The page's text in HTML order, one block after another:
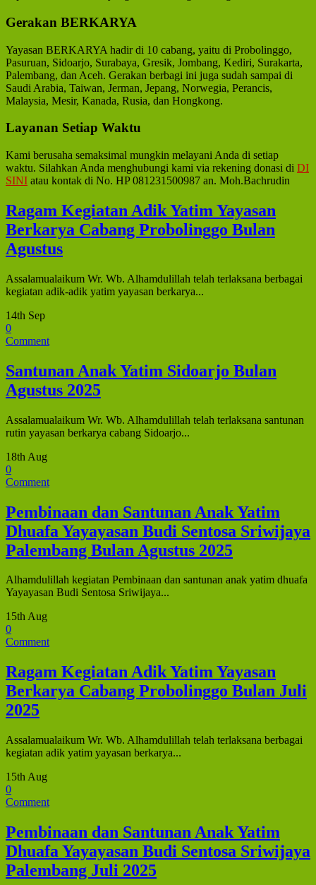
Gerakan BERKARYA
Yayasan BERKARYA hadir di 10 cabang, yaitu di Probolinggo,
Pasuruan, Sidoarjo, Surabaya, Gresik, Jombang, Kediri, Surakarta,
Palembang, dan Aceh. Gerakan berbagi ini juga sudah sampai di
Saudi Arabia, Taiwan, Jerman, Jepang, Norwegia, Perancis,
Malaysia, Mesir, Kanada, Rusia, dan Hongkong.
Layanan Setiap Waktu
Kami berusaha semaksimal mungkin melayani Anda di setiap
waktu. Silahkan Anda menghubungi kami via rekening donasi di DI
SINI atau kontak di No. HP 081231500987 an. Moh.Bachrudin
Ragam Kegiatan Adik Yatim Yayasan
Berkarya Cabang Probolinggo Bulan
Agustus
Assalamualaikum Wr. Wb. Alhamdulillah telah terlaksana berbagai
kegiatan adik-adik yatim yayasan berkarya...
14th Sep
0
Comment
Santunan Anak Yatim Sidoarjo Bulan
Agustus 2025
Assalamualaikum Wr. Wb. Alhamdulillah telah terlaksana santunan
rutin yayasan berkarya cabang Sidoarjo...
18th Aug
0
Comment
Pembinaan dan Santunan Anak Yatim
Dhuafa Yayayasan Budi Sentosa Sriwijaya
Palembang Bulan Agustus 2025
Alhamdulillah kegiatan Pembinaan dan santunan anak yatim dhuafa
Yayayasan Budi Sentosa Sriwijaya...
15th Aug
0
Comment
Ragam Kegiatan Adik Yatim Yayasan
Berkarya Cabang Probolinggo Bulan Juli
2025
Assalamualaikum Wr. Wb. Alhamdulillah telah terlaksana berbagai
kegiatan adik yatim yayasan berkarya...
15th Aug
0
Comment
Pembinaan dan Santunan Anak Yatim
Dhuafa Yayayasan Budi Sentosa Sriwijaya
Palembang Juli 2025